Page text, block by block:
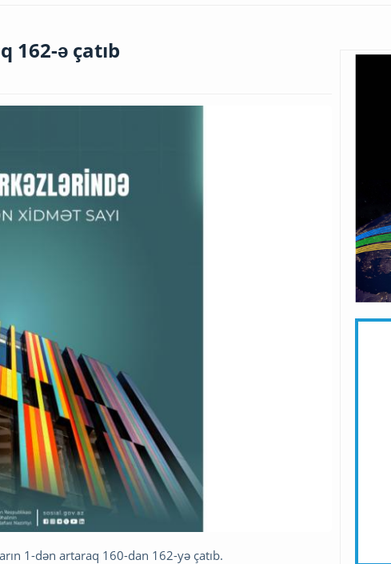
162-ə çatıb
1-dən artaraq 160-dan 162-yə çatıb.